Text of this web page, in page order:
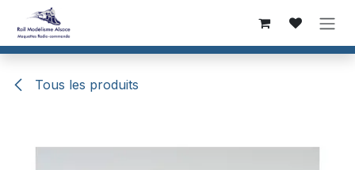
Se rendre au contenu
Tous les produits